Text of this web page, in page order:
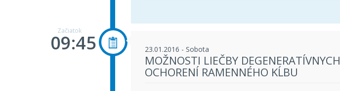
Začiatok
09:45 23.01.2016 - Sobota
MOŽNOSTI LIEČBY DEGENERATÍVNYCH
OCHORENÍ RAMENNÉHO KĹBU